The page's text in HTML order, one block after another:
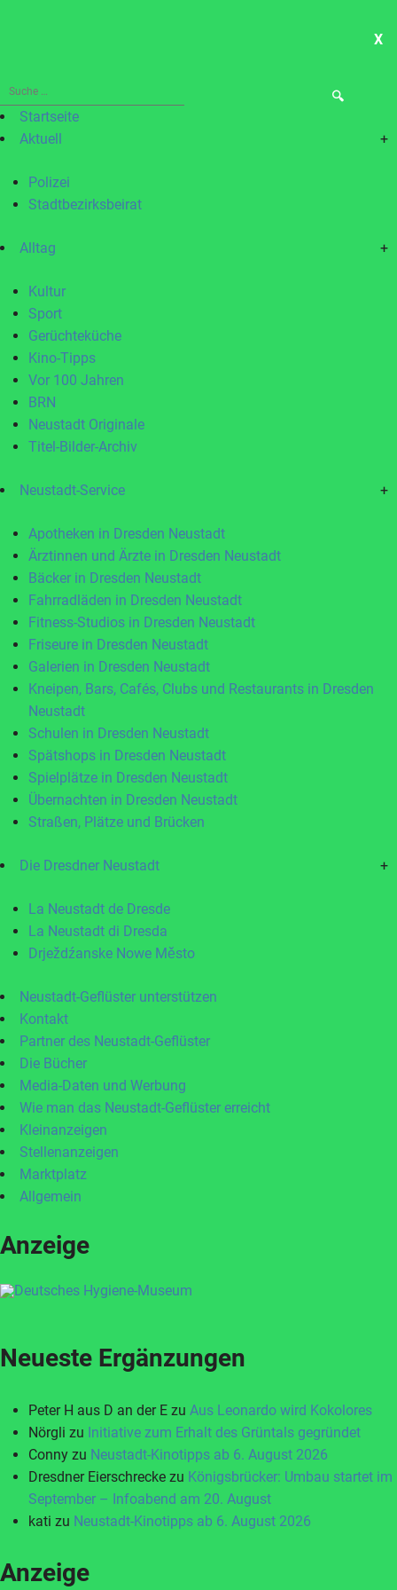
X
Suche
nach:Startseite
Aktuell
+
Polizei
Stadtbezirksbeirat
Alltag +
Kultur
Sport
Gerüchteküche
Kino-Tipps
Vor 100 Jahren
BRN
Neustadt Originale
Titel-Bilder-Archiv
Neustadt-Service +
Apotheken in Dresden Neustadt
Ärztinnen und Ärzte in Dresden Neustadt
Bäcker in Dresden Neustadt
Fahrradläden in Dresden Neustadt
Fitness-Studios in Dresden Neustadt
Friseure in Dresden Neustadt
Galerien in Dresden Neustadt
Kneipen, Bars, Cafés, Clubs und Restaurants in Dresden
Neustadt
Schulen in Dresden Neustadt
Spätshops in Dresden Neustadt
Spielplätze in Dresden Neustadt
Übernachten in Dresden Neustadt
Straßen, Plätze und Brücken
Die Dresdner Neustadt +
La Neustadt de Dresde
La Neustadt di Dresda
Drježdźanske Nowe Město
Neustadt-Geflüster unterstützen
Kontakt
Partner des Neustadt-Geflüster
Die Bücher
Media-Daten und Werbung
Wie man das Neustadt-Geflüster erreicht
Kleinanzeigen
Stellenanzeigen
Marktplatz
Allgemein
Anzeige
Neueste Ergänzungen
Peter H aus D an der E zu Aus Leonardo wird Kokolores
Nörgli zu Initiative zum Erhalt des Grüntals gegründet
Conny zu Neustadt-Kinotipps ab 6. August 2026
Dresdner Eierschrecke zu Königsbrücker: Umbau startet im
September – Infoabend am 20. August
kati zu Neustadt-Kinotipps ab 6. August 2026
Anzeige